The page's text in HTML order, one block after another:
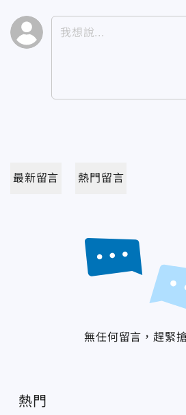
最新留言 熱門留言
無任何留言，趕緊
熱門